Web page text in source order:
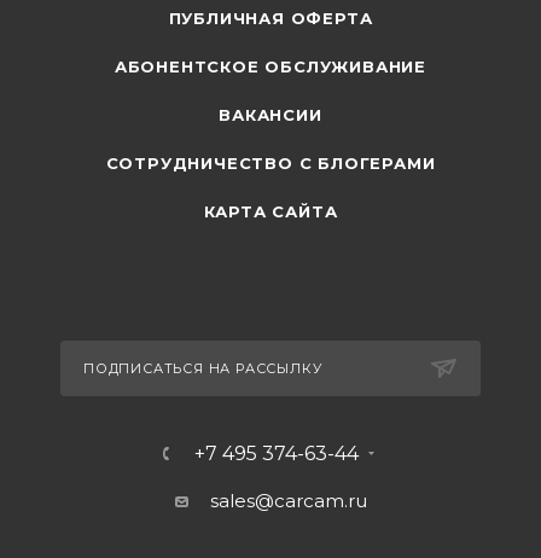
ПУБЛИЧНАЯ ОФЕРТА
АБОНЕНТСКОЕ ОБСЛУЖИВАНИЕ
ВАКАНСИИ
СОТРУДНИЧЕСТВО С БЛОГЕРАМИ
КАРТА САЙТА
ПОДПИСАТЬСЯ НА РАССЫЛКУ
+7 495 374-63-44
sales@carcam.ru